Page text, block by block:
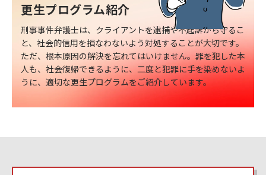
更生プログラム紹介
刑事事件弁護士は、クライアントを逮捕や不起訴から守るこ
と、社会的信用を損なわないよう対処することが大切です。
ただ、根本原因の解決を忘れてはいけません。罪を犯した本
人も、社会復帰できるように、二度と犯罪に手を染めないよ
うに、適切な更生プログラムをご紹介しています。